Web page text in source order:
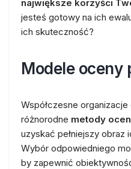
największe korzyści
jesteś gotowy na ich
ich skuteczność?
Modele oceny
Współczesne
różnorodne metody
uzyskać pełniejszy obraz
Wybór odpowiedniego
by zapewnić